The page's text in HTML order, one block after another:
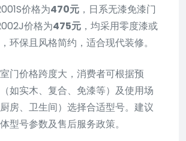
价格为470元 ，日系无漆免漆门
价格为475元 ，均采用零度漆或
环保且风格简约，适合现代装修。
室门价格跨度大，消费者可根据预
如实木、复合、免漆等）及使用场
房、卫生间）选择合适型号。建议
型号参数及售后服务政策。